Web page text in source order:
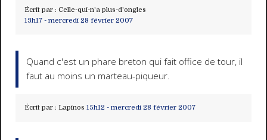
Écrit par : Celle-qui-n'a plus-d'ongles
13h17- mercredi 28 février 2007
Quand c'est un phare breton qui fait office de tour, il
faut au moins un marteau-piqueur.
Écrit par : Lapinos 15h12 - mercredi 28 février 2007